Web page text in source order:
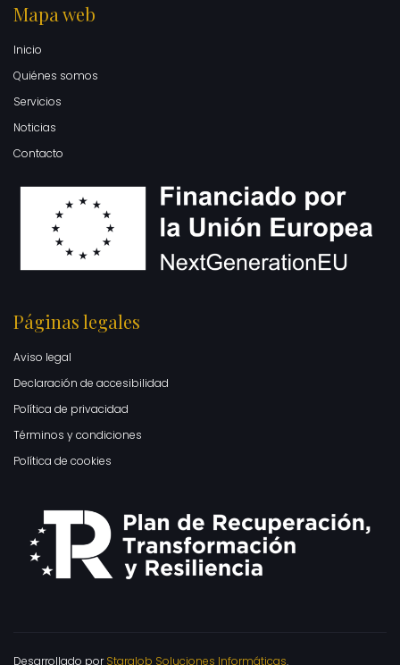
Mapa web
Inicio
Quiénes somos
Servicios
Noticias
Contacto
Páginas legales
Aviso legal
Declaración de accesibilidad
Política de privacidad
Términos y condiciones
Política de cookies
Desarrollado porStarglob Soluciones Informáticas.